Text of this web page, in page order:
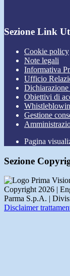
Sezione Link
Cookie policy
Note legali
Informativa
Ufficio
Dichiarazione
Obiettivi di
Gestione
Pagina
Sezione
Copyright 2026 |
Parma S.p.A. |
Disclaimer